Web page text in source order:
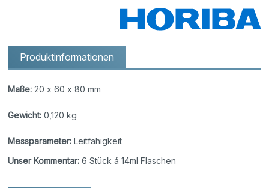
Produktinformationen
Maße: 20 x 60 x 80 mm
Gewicht: 0,120 kg
Messparameter: Leitfähigkeit
Unser Kommentar: 6 Stück á 14ml Flaschen